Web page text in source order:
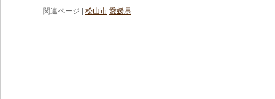
関連ページ | 松山市 愛媛県